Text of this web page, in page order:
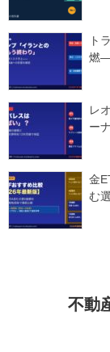
ト
燃
レ
ー
金
む
不動